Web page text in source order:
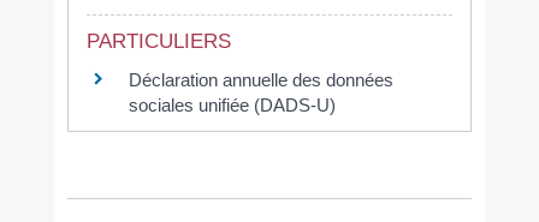
PARTICULIERS
Déclaration annuelle des données
sociales unifiée (DADS-U)